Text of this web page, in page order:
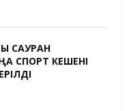
САУРАН
СПОРТ КЕШЕНІ